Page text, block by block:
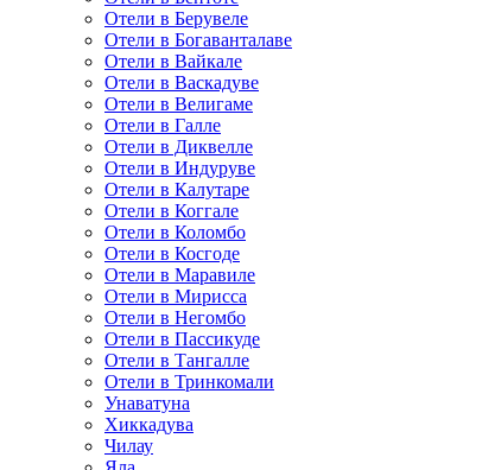
Отели в Берувеле
Отели в Богаванталаве
Отели в Вайкале
Отели в Васкадуве
Отели в Велигаме
Отели в Галле
Отели в Диквелле
Отели в Индуруве
Отели в Калутаре
Отели в Коггале
Отели в Коломбо
Отели в Косгоде
Отели в Маравиле
Отели в Мирисса
Отели в Негомбо
Отели в Пассикуде
Отели в Тангалле
Отели в Тринкомали
Унаватуна
Хиккадува
Чилау